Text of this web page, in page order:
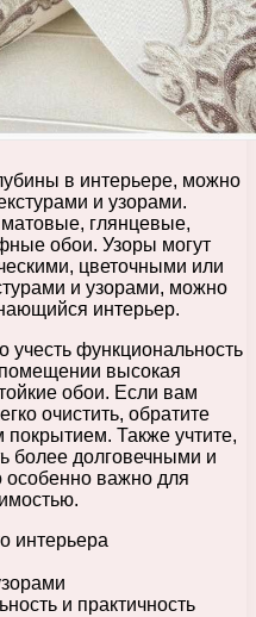
в интерьере, можно
и узорами.
глянцевые,
обои. Узоры могут
цветочными или
и узорами, можно
интерьер.
функциональность
высокая
обои. Если вам
очистить, обратите
Также учтите,
более долговечными и
особенно важно для
интерьера
и практичность